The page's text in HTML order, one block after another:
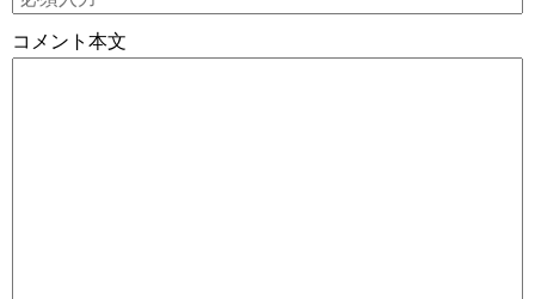
コメント本文